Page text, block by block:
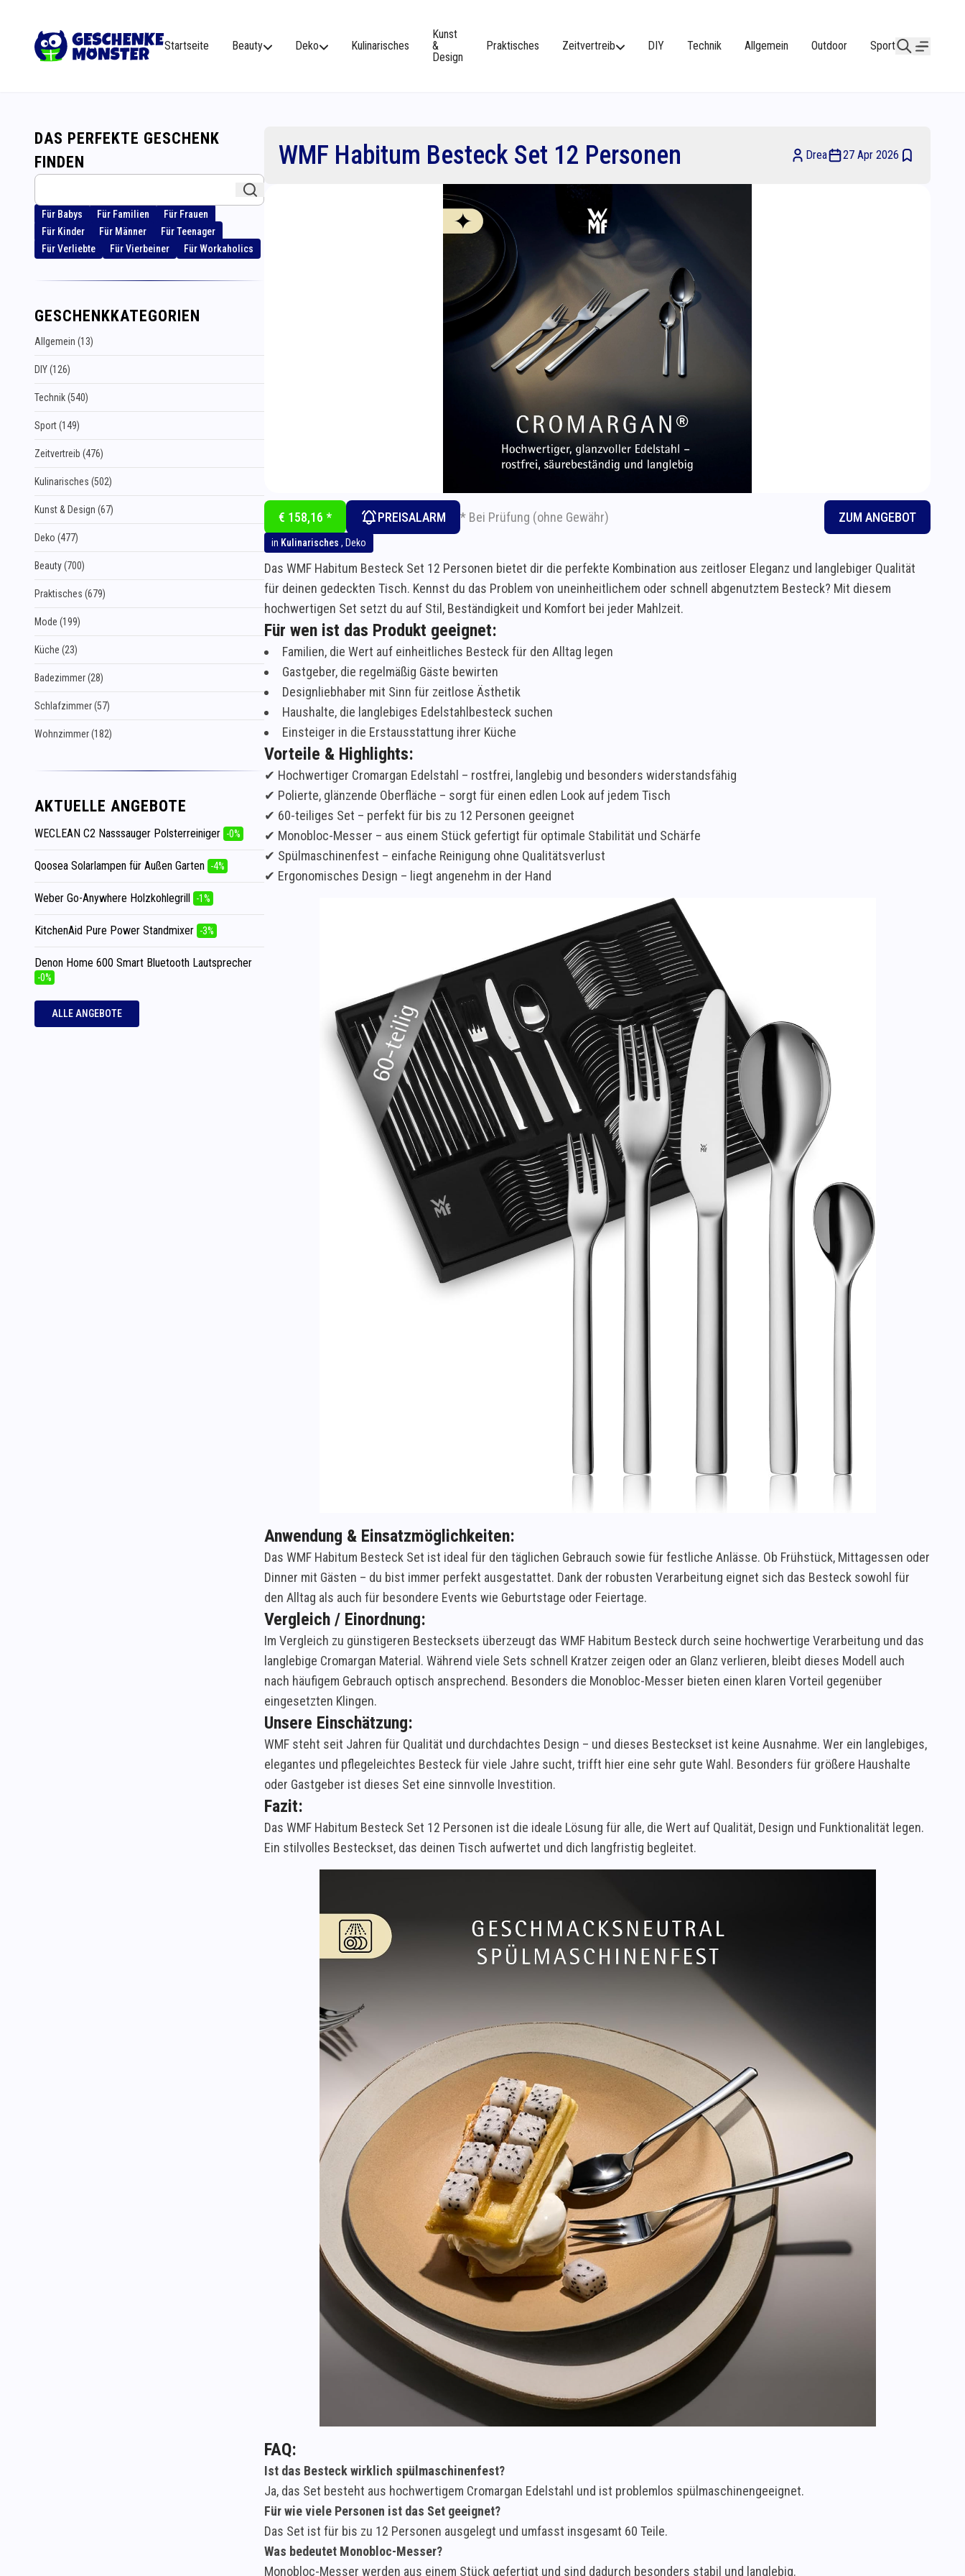
Startseite Beauty Deko Kulinarisches
Kunst
&
Design
Praktisches Zeitvertreib DIY Technik Allgemein Outdoor Sport
WMF Habitum Besteck Set 12 Personen Drea 27 Apr 2026
€ 158,16 * PREISALARM * Bei Prüfung (ohne Gewähr) ZUM ANGEBOT
in Kulinarisches , Deko
Das WMF Habitum Besteck Set 12 Personen bietet dir die perfekte Kombination aus zeitloser Eleganz und langlebiger Qualität
für deinen gedeckten Tisch. Kennst du das Problem von uneinheitlichem oder schnell abgenutztem Besteck? Mit diesem
hochwertigen Set setzt du auf Stil, Beständigkeit und Komfort bei jeder Mahlzeit.
Für wen ist das Produkt geeignet:
Familien, die Wert auf einheitliches Besteck für den Alltag legen
Gastgeber, die regelmäßig Gäste bewirten
Designliebhaber mit Sinn für zeitlose Ästhetik
Haushalte, die langlebiges Edelstahlbesteck suchen
Einsteiger in die Erstausstattung ihrer Küche
Vorteile & Highlights:
✔ Hochwertiger Cromargan Edelstahl – rostfrei, langlebig und besonders widerstandsfähig
✔ Polierte, glänzende Oberfläche – sorgt für einen edlen Look auf jedem Tisch
✔ 60-teiliges Set – perfekt für bis zu 12 Personen geeignet
✔ Monobloc-Messer – aus einem Stück gefertigt für optimale Stabilität und Schärfe
✔ Spülmaschinenfest – einfache Reinigung ohne Qualitätsverlust
✔ Ergonomisches Design – liegt angenehm in der Hand
Anwendung & Einsatzmöglichkeiten:
Das WMF Habitum Besteck Set ist ideal für den täglichen Gebrauch sowie für festliche Anlässe. Ob Frühstück, Mittagessen oder
Dinner mit Gästen – du bist immer perfekt ausgestattet. Dank der robusten Verarbeitung eignet sich das Besteck sowohl für
den Alltag als auch für besondere Events wie Geburtstage oder Feiertage.
Vergleich / Einordnung:
Im Vergleich zu günstigeren Bestecksets überzeugt das WMF Habitum Besteck durch seine hochwertige Verarbeitung und das
langlebige Cromargan Material. Während viele Sets schnell Kratzer zeigen oder an Glanz verlieren, bleibt dieses Modell auch
nach häufigem Gebrauch optisch ansprechend. Besonders die Monobloc-Messer bieten einen klaren Vorteil gegenüber
eingesetzten Klingen.
Unsere Einschätzung:
WMF steht seit Jahren für Qualität und durchdachtes Design – und dieses Besteckset ist keine Ausnahme. Wer ein langlebiges,
elegantes und pflegeleichtes Besteck für viele Jahre sucht, trifft hier eine sehr gute Wahl. Besonders für größere Haushalte
oder Gastgeber ist dieses Set eine sinnvolle Investition.
Fazit:
Das WMF Habitum Besteck Set 12 Personen ist die ideale Lösung für alle, die Wert auf Qualität, Design und Funktionalität legen.
Ein stilvolles Besteckset, das deinen Tisch aufwertet und dich langfristig begleitet.
FAQ:
Ist das Besteck wirklich spülmaschinenfest?
Ja, das Set besteht aus hochwertigem Cromargan Edelstahl und ist problemlos spülmaschinengeeignet.
Für wie viele Personen ist das Set geeignet?
Das Set ist für bis zu 12 Personen ausgelegt und umfasst insgesamt 60 Teile.
Was bedeutet Monobloc-Messer?
Monobloc-Messer werden aus einem Stück gefertigt und sind dadurch besonders stabil und langlebig.
DAS PERFEKTE GESCHENK
FINDEN
Für Babys Für Familien
Für Frauen
Für Kinder
Für Männer
Für Teenager
Für Verliebte
Für Vierbeiner Für Workaholics
GESCHENKKATEGORIEN
Allgemein (13)
DIY (126)
Technik (540)
Sport (149)
Zeitvertreib (476)
Kulinarisches (502)
Kunst & Design (67)
Deko (477)
Beauty (700)
Praktisches (679)
Mode (199)
Küche (23)
Badezimmer (28)
Schlafzimmer (57)
Wohnzimmer (182)
AKTUELLE ANGEBOTE
WECLEAN C2 Nasssauger Polsterreiniger -0%
Qoosea Solarlampen für Außen Garten -4%
Weber Go-Anywhere Holzkohlegrill -1%
KitchenAid Pure Power Standmixer -3%
Denon Home 600 Smart Bluetooth Lautsprecher
-0%
ALLE ANGEBOTE